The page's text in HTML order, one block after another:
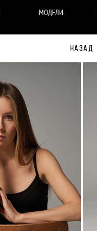
МОДЕЛИ
НАЗАД